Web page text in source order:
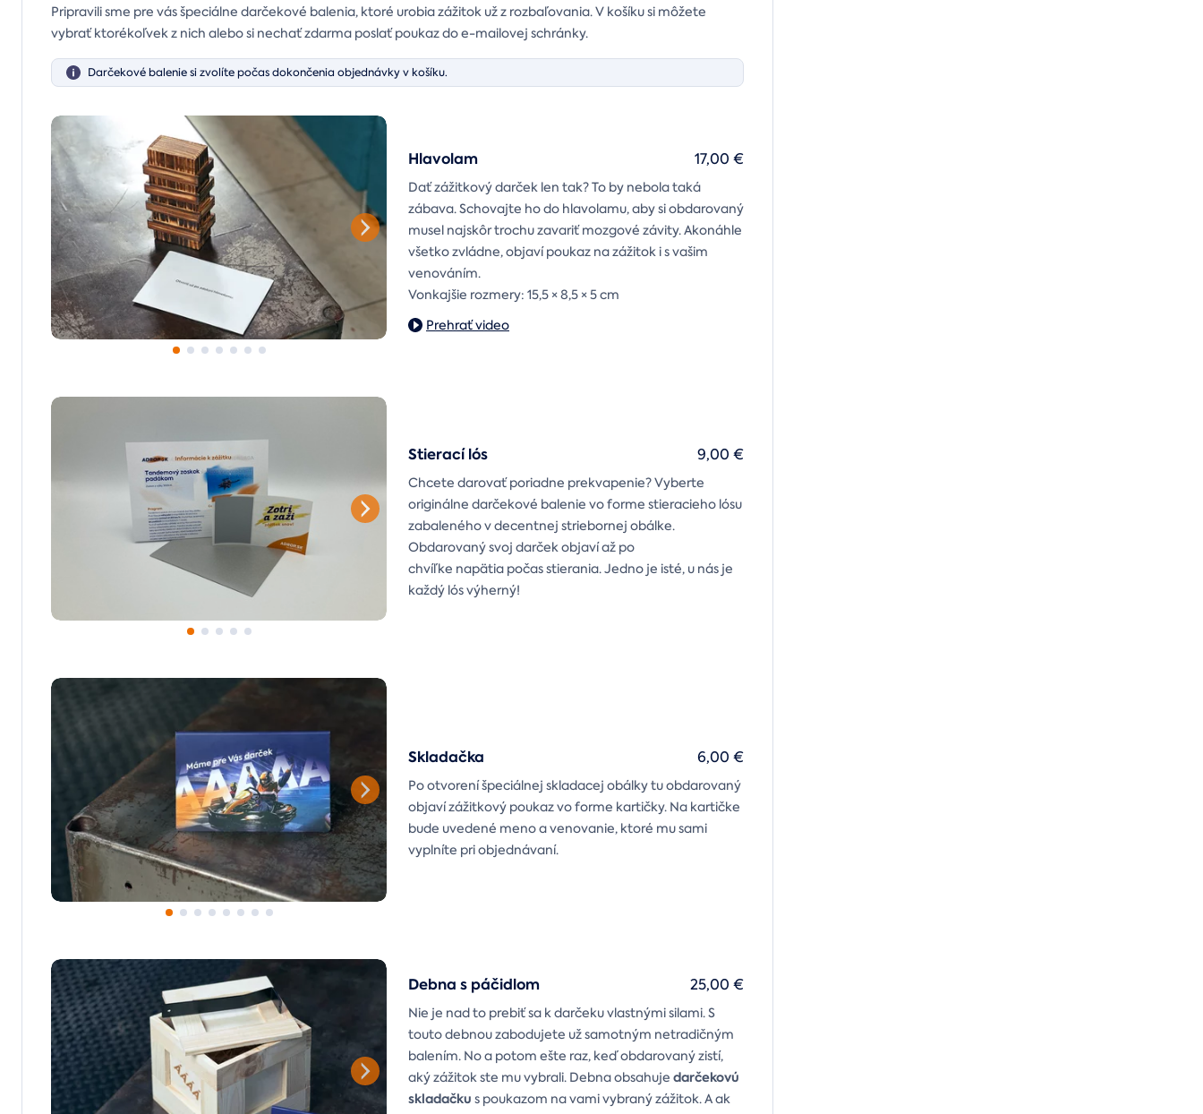
Pripravili sme pre vás špeciálne darčekové balenia, ktoré urobia zážitok už z rozbaľovania. V košíku si môžete
vybrať ktorékoľvek z nich alebo si nechať zdarma poslať poukaz do e-mailovej schránky.
Darčekové balenie si zvolíte počas dokončenia objednávky v košíku.
Hlavolam
Dať zážitkový darček len tak? To by nebola taká
zábava. Schovajte ho do hlavolamu, aby si obdarovaný
musel najskôr trochu zavariť mozgové závity. Akonáhle
všetko zvládne, objaví poukaz na zážitok i s vašim
venováním.
Vonkajšie rozmery: 15,5 × 8,5 × 5 cm
17,00 €
Prehrať video
Stierací lós
Chcete darovať poriadne prekvapenie? Vyberte
originálne darčekové balenie vo forme stieracieho lósu
zabaleného v decentnej striebornej obálke.
Obdarovaný svoj darček objaví až po
chvíľke napätia počas stierania. Jedno je isté, u nás je
každý lós výherný!
9,00 €
Skladačka
Po otvorení špeciálnej skladacej obálky tu obdarovaný
objaví zážitkový poukaz vo forme kartičky. Na kartičke
bude uvedené meno a venovanie, ktoré mu sami
vyplníte pri objednávaní.
6,00 €
Debna s páčidlom
Nie je nad to prebiť sa k darčeku vlastnými silami. S
touto debnou zabodujete už samotným netradičným
balením. No a potom ešte raz, keď obdarovaný zistí,
aký zážitok ste mu vybrali. Debna obsahuje darčekovú
skladačku s poukazom na vami vybraný zážitok. A ak
25,00 €